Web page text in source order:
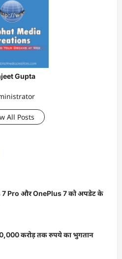
Gupta
All Posts
7 Pro और OnePlus 7 को अपडेट के
करोड़ तक रुपये का भुगतान